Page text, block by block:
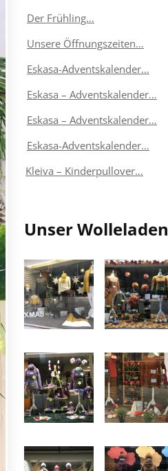
Der Frühling…
Unsere Öffnungszeiten…
Eskasa-Adventskalender…
Eskasa – Adventskalender…
Eskasa – Adventskalender…
Eskasa-Adventskalender…
Kleiva – Kinderpullover…
Unser Wolleladen